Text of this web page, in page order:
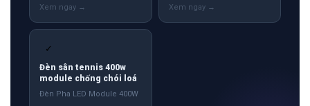
✓
Đèn sân tennis 400w
module chống chói loá
Đèn Pha LED Module 400W